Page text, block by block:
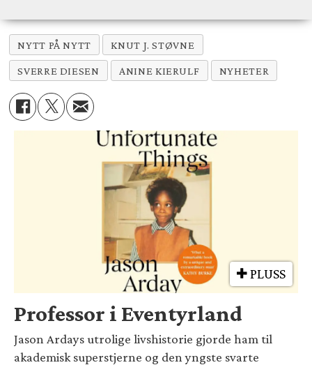
NYTT PÅ NYTT KNUT J. STØVNE
SVERRE DIESEN ANINE KIERULF NYHETER
PLUSS
Professor i Eventyrland
Jason Ardays utrolige livshistorie gjorde ham til
akademisk superstjerne og den yngste svarte